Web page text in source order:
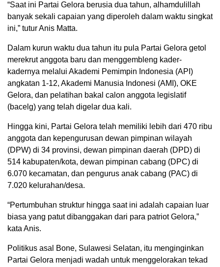
“Saat ini Partai Gelora berusia dua tahun, alhamdulillah
banyak sekali capaian yang diperoleh dalam waktu singkat
ini,” tutur Anis Matta.
Dalam kurun waktu dua tahun itu pula Partai Gelora getol
merekrut anggota baru dan menggembleng kader-
kadernya melalui Akademi Pemimpin Indonesia (API)
angkatan 1-12, Akademi Manusia Indonesi (AMI), OKE
Gelora, dan pelatihan bakal calon anggota legislatif
(bacelg) yang telah digelar dua kali.
Hingga kini, Partai Gelora telah memiliki lebih dari 470 ribu
anggota dan kepengurusan dewan pimpinan wilayah
(DPW) di 34 provinsi, dewan pimpinan daerah (DPD) di
514 kabupaten/kota, dewan pimpinan cabang (DPC) di
6.070 kecamatan, dan pengurus anak cabang (PAC) di
7.020 kelurahan/desa.
“Pertumbuhan struktur hingga saat ini adalah capaian luar
biasa yang patut dibanggakan dari para patriot Gelora,”
kata Anis.
Politikus asal Bone, Sulawesi Selatan, itu menginginkan
Partai Gelora menjadi wadah untuk menggelorakan tekad